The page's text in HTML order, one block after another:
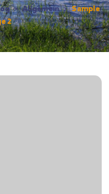
> Allgemein > Sample
2